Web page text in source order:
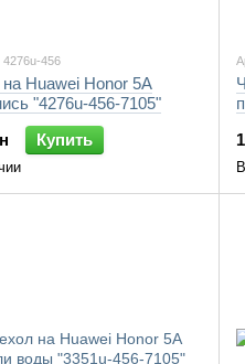
4276u-456
Huawei Honor 5A
"4276u-456-7105"
Купить